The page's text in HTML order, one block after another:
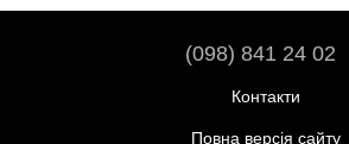
(098) 841 24 02
Контакти
Повна версія сайту